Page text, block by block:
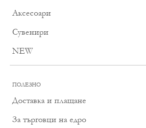
Аксесоари
Сувенири
NEW
ПОЛЕЗНО
Доставка и плащане
За търговци на едро